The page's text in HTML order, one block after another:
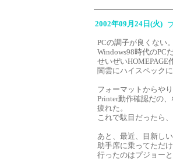
2002年09月24日(火)
PCの調子が良くない
Windows98時代のPC
せいぜいHOMEPAGE
闇雲にハイスペック
フォーマットからや
Printer動作確認だの
疲れた。
これで駄目だったら
あと、最近、目新し
助手席に乗ってただ
行ったのはプジョーと